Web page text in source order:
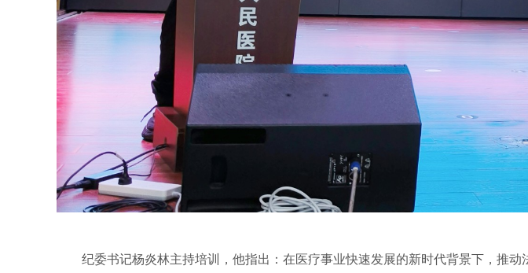
纪委书记杨炎林主持培训，他指出：在医疗事业快速发展的新时代背景下，推